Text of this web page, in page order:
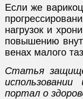
Если же
нагрузок и
повышению
венах малого
Статья
портал о